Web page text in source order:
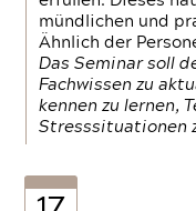
mündlichen und
Ähnlich der
Das Seminar soll
Fachwissen zu
kennen zu lernen,
Stresssituationen